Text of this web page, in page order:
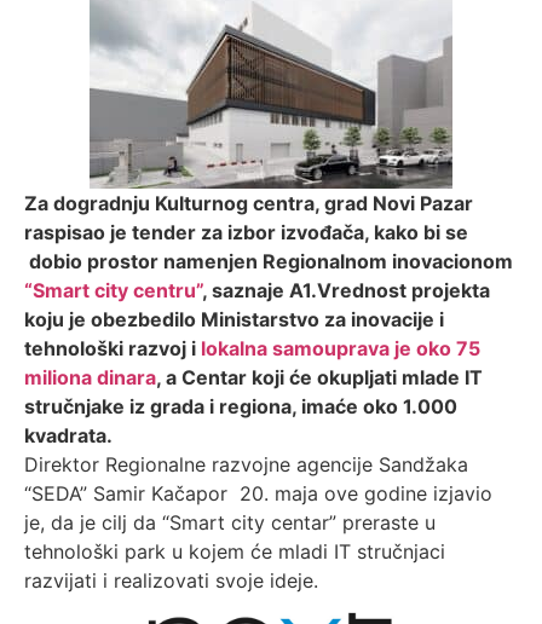
Za dogradnju Kulturnog centra, grad Novi Pazar
raspisao je tender za izbor izvođača, kako bi se
dobio prostor namenjen Regionalnom inovacionom
“Smart city centru”, saznaje A1.Vrednost projekta
koju je obezbedilo Ministarstvo za inovacije i
tehnološki razvoj i lokalna samouprava je oko 75
miliona dinara, a Centar koji će okupljati mlade IT
stručnjake iz grada i regiona, imaće oko 1.000
kvadrata.
Direktor Regionalne razvojne agencije Sandžaka
“SEDA” Samir Kačapor 20. maja ove godine izjavio
je, da je cilj da “Smart city centar” preraste u
tehnološki park u kojem će mladi IT stručnjaci
razvijati i realizovati svoje ideje.